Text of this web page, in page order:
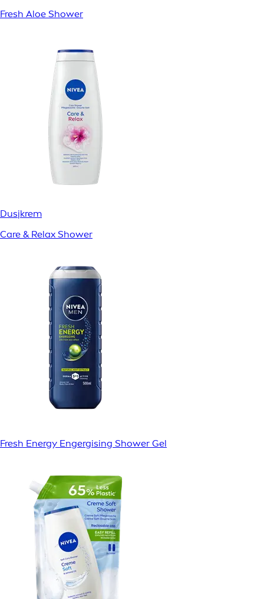
Fresh Aloe Shower
Dusjkrem
Care & Relax Shower
Fresh Energy Engergising Shower Gel